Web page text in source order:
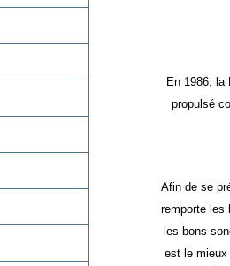
En 1986, la
propulsé
Afin de se
remporte les
les bons
est le mieux